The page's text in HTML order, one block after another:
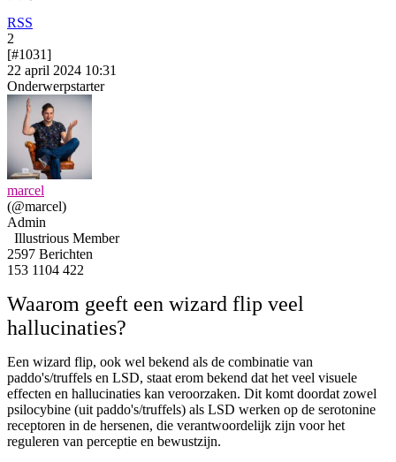
RSS
2
[#1031]
22 april 2024 10:31
Onderwerpstarter
marcel
(@marcel)
Admin
Illustrious Member
2597 Berichten
153 1104 422
Waarom geeft een wizard flip veel
hallucinaties?
Een wizard flip, ook wel bekend als de combinatie van
paddo's/truffels en LSD, staat erom bekend dat het veel visuele
effecten en hallucinaties kan veroorzaken. Dit komt doordat zowel
psilocybine (uit paddo's/truffels) als LSD werken op de serotonine
receptoren in de hersenen, die verantwoordelijk zijn voor het
reguleren van perceptie en bewustzijn.